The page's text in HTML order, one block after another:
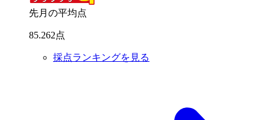
先月の平均点
85.262点
採点ランキングを見る